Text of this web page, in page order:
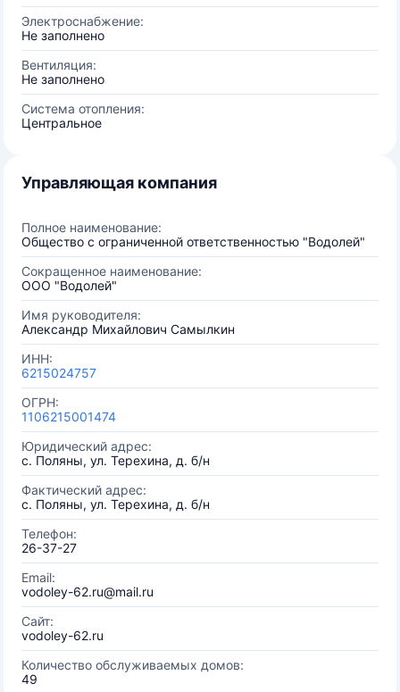
Электроснабжение:
Не заполнено
Вентиляция:
Не заполнено
Система отопления:
Центральное
Управляющая компания
Полное наименование:
Общество с ограниченной ответственностью "Водолей"
Сокращенное наименование:
ООО "Водолей"
Имя руководителя:
Александр Михайлович Самылкин
ИНН:
6215024757
ОГРН:
1106215001474
Юридический адрес:
с. Поляны, ул. Терехина, д. б/н
Фактический адрес:
с. Поляны, ул. Терехина, д. б/н
Телефон:
26-37-27
Email:
vodoley-62.ru@mail.ru
Сайт:
vodoley-62.ru
Количество обслуживаемых домов:
49